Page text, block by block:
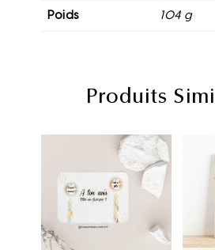
Poids 104 g
Produits